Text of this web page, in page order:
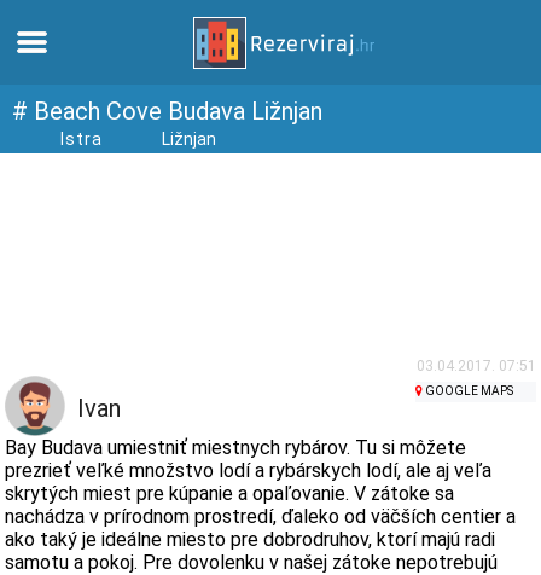
Domov
webcams
Zoznámte sa s Chorvátskom
múzeí
# Beach Cove Budava Ližnjan
Istra Ližnjan
03.04.2017. 07:51
Ivan
GOOGLE MAPS
Bay Budava umiestniť miestnych rybárov. Tu si môžete
prezrieť veľké množstvo lodí a rybárskych lodí, ale aj veľa
skrytých miest pre kúpanie a opaľovanie. V zátoke sa
nachádza v prírodnom prostredí, ďaleko od väčších centier a
ako taký je ideálne miesto pre dobrodruhov, ktorí majú radi
samotu a pokoj. Pre dovolenku v našej zátoke nepotrebujú